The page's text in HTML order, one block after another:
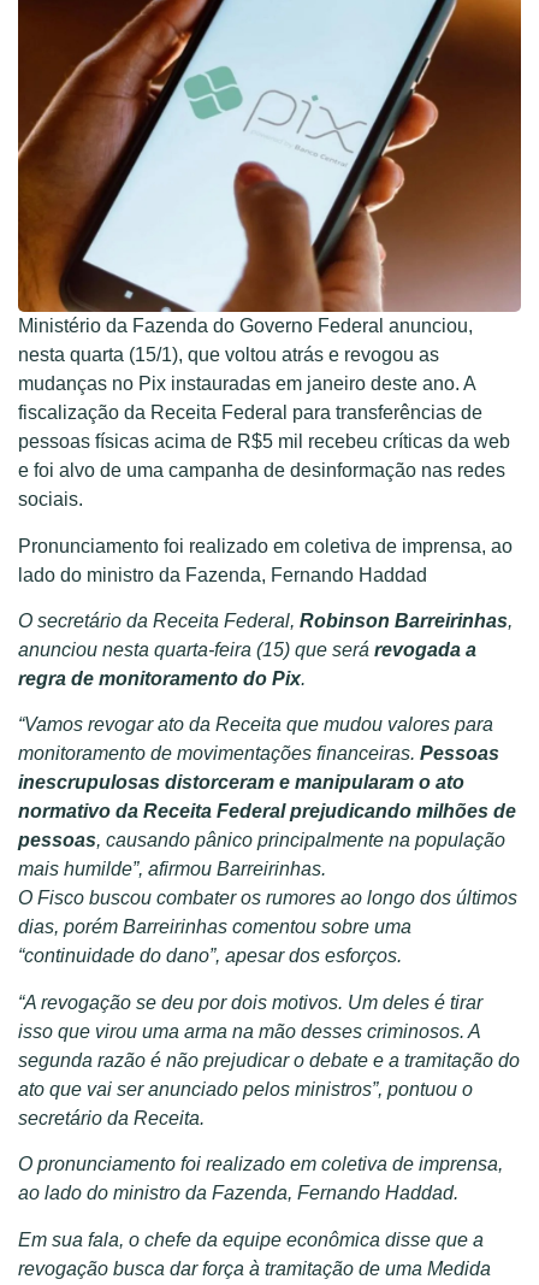
Ministério da Fazenda do Governo Federal anunciou,
nesta quarta (15/1), que voltou atrás e revogou as
mudanças no Pix instauradas em janeiro deste ano. A
fiscalização da Receita Federal para transferências de
pessoas físicas acima de R$5 mil recebeu críticas da web
e foi alvo de uma campanha de desinformação nas redes
sociais.
Pronunciamento foi realizado em coletiva de imprensa, ao
lado do ministro da Fazenda, Fernando Haddad
O secretário da Receita Federal, Robinson Barreirinhas,
anunciou nesta quarta-feira (15) que será revogada a
regra de monitoramento do Pix.
“Vamos revogar ato da Receita que mudou valores para
monitoramento de movimentações financeiras. Pessoas
inescrupulosas distorceram e manipularam o ato
normativo da Receita Federal prejudicando milhões de
pessoas, causando pânico principalmente na população
mais humilde”, afirmou Barreirinhas.
O Fisco buscou combater os rumores ao longo dos últimos
dias, porém Barreirinhas comentou sobre uma
“continuidade do dano”, apesar dos esforços.
“A revogação se deu por dois motivos. Um deles é tirar
isso que virou uma arma na mão desses criminosos. A
segunda razão é não prejudicar o debate e a tramitação do
ato que vai ser anunciado pelos ministros”, pontuou o
secretário da Receita.
O pronunciamento foi realizado em coletiva de imprensa,
ao lado do ministro da Fazenda, Fernando Haddad.
Em sua fala, o chefe da equipe econômica disse que a
revogação busca dar força à tramitação de uma Medida